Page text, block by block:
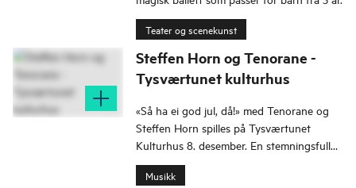
Teater og scenekunst
Steffen Horn og Tenorane -
Tysværtunet kulturhus
«Så ha ei god jul, då!» med Tenorane og
Steffen Horn spilles på Tysværtunet
Kulturhus 8. desember. En stemningsfull
julekonsert med klassiske perler og kjente
favoritter.
Musikk